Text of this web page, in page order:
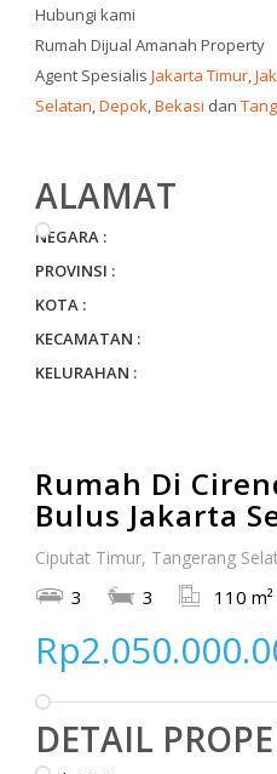
Hubungi kami
Rumah Dijual Amanah Property
Agent Spesialis Jakarta Timur,
Selatan,Depok,Bekasi dan
ALAMAT
NEGARA :
PROVINSI :
KOTA :
KECAMATAN :
KELURAHAN :
Rumah Di
Bulus Jakarta
Ciputat Timur, Tangerang
3 3 110 m²
DETAIL